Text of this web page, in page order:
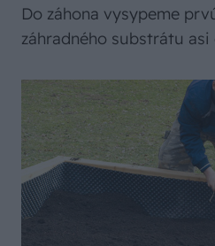
Do záhona vysypeme
záhradného substrátu